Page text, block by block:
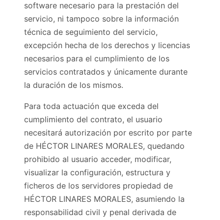
software necesario para la prestación del
servicio, ni tampoco sobre la información
técnica de seguimiento del servicio,
excepción hecha de los derechos y licencias
necesarios para el cumplimiento de los
servicios contratados y únicamente durante
la duración de los mismos.
Para toda actuación que exceda del
cumplimiento del contrato, el usuario
necesitará autorización por escrito por parte
de HÉCTOR LINARES MORALES, quedando
prohibido al usuario acceder, modificar,
visualizar la configuración, estructura y
ficheros de los servidores propiedad de
HÉCTOR LINARES MORALES, asumiendo la
responsabilidad civil y penal derivada de